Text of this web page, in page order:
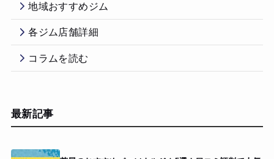
地域おすすめジム
各ジム店舗詳細
コラムを読む
最新記事